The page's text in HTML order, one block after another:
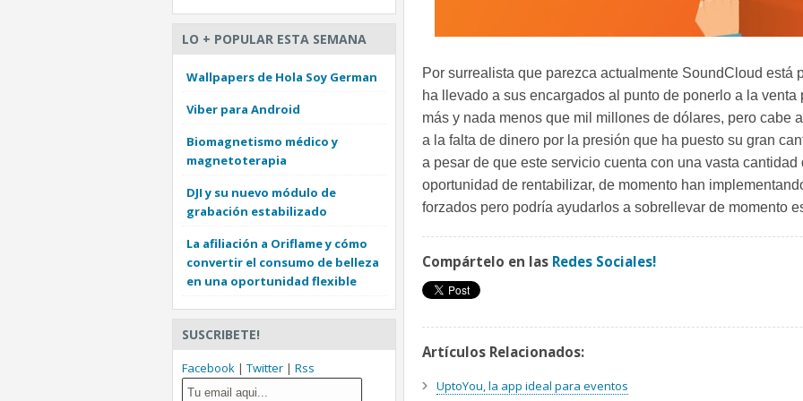
Por surrealista que parezca actualmente SoundCloud está
ha llevado a sus encargados al punto de ponerlo a la venta
más y nada menos que mil millones de dólares, pero cabe
a la falta de dinero por la presión que ha puesto su gran
a pesar de que este servicio cuenta con una vasta
oportunidad de rentabilizar, de momento han
forzados pero podría ayudarlos a sobrellevar de momento
Compártelo en las Redes Sociales!
Artículos Relacionados:
UptoYou, la app ideal para eventos
LO + POPULAR ESTA SEMANA
Wallpapers de Hola Soy German
Viber para Android
Biomagnetismo médico y
magnetoterapia
DJI y su nuevo módulo de
grabación estabilizado
La afiliación a Oriflame y cómo
convertir el consumo de belleza
en una oportunidad flexible
SUSCRIBETE!
Facebook | Twitter | Rss